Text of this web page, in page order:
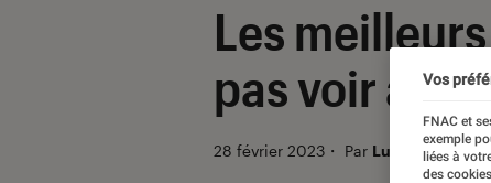
Les
pas voir
28 février 2023 ・ Par Lucie
Vos
FNAC et
exemple
liées à
des